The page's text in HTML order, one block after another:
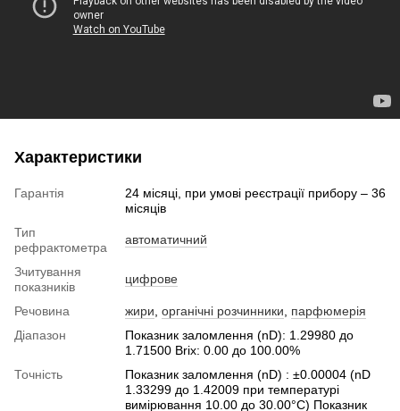
Характеристики
Гарантія
24 місяці, при умові реєстрації прибору – 36
місяців
Тип
рефрактометра
автоматичний
Зчитування
показників
цифрове
Речовина жири органічні розчинники
парфюмерія
Діапазон
Показник заломлення (nD): 1.29980 до
1.71500 Brix: 0.00 до 100.00%
Точність
Показник заломлення (nD) : ±0.00004 (nD
1.33299 до 1.42009 при температурі
вимірювання 10.00 до 30.00°C) Показник